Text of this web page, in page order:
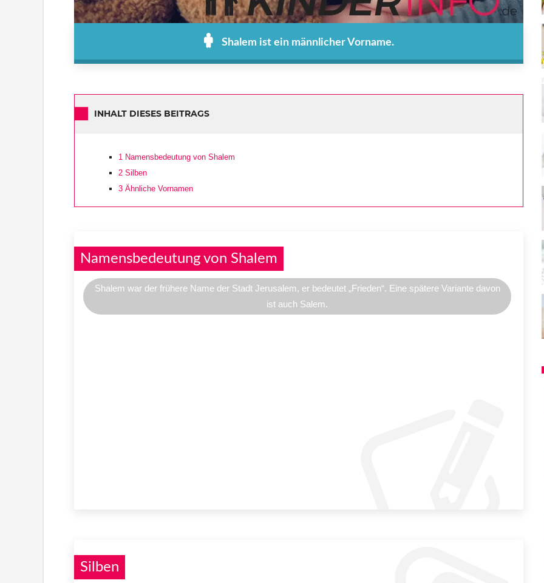
Shalem ist ein männlicher Vorname.
INHALT DIESES BEITRAGS
1 Namensbedeutung von Shalem
2 Silben
3 Ähnliche Vornamen
Namensbedeutung von Shalem
Shalem war der frühere Name der Stadt Jerusalem, er bedeutet „Frieden“. Eine spätere Variante davon
ist auch Salem.
Silben